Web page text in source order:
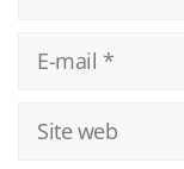
Site